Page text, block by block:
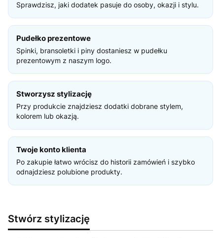
Sprawdzisz, jaki dodatek pasuje do osoby, okazji i stylu.
Pudełko prezentowe
Spinki, bransoletki i piny dostaniesz w pudełku
prezentowym z naszym logo.
Stworzysz stylizację
Przy produkcie znajdziesz dodatki dobrane stylem,
kolorem lub okazją.
Twoje konto klienta
Po zakupie łatwo wrócisz do historii zamówień i szybko
odnajdziesz polubione produkty.
Stwórz stylizację